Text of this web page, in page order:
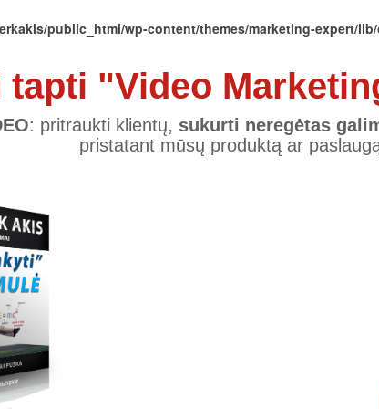
public_html/wp-content/themes/marketing-expert/
tapti "Video
: pritraukti klientų, sukurti neregėtas
pristatant mūsų produktą ar